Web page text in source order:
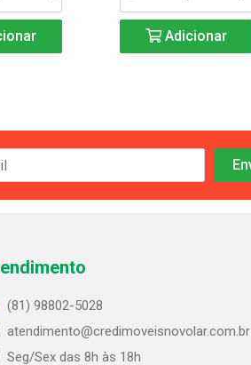
Adicionar
(81) 98802-5028
atendimento@credimoveisnovolar.com.br
Seg/Sex das 8h às 18h